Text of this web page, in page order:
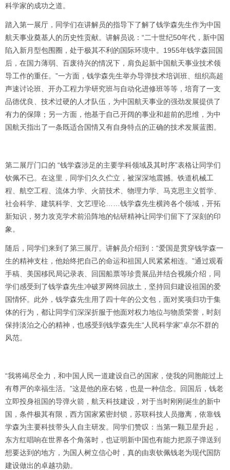
科学家的成功之道。
踏入第一展厅，同学们在讲解员的指导下了解了钱学森先生作为中国
航天事业奠基人的历史性贡献。讲解员说：“二十世纪50年代，新中国
陷入新月型包围圈，处于极其不利的国际环境中。1955年钱学森回国
后，在国力薄弱、百废待兴的情况下，肩负起新中国航天事业技术领
导工作的重任。”一方面，钱学森先生举办导弹技术培训班、组织高超
声速讨论班、开办工程力学研究班与自动化进修班等等，培育了一支
品德优良、技术过硬的人才队伍，为中国航天事业的强劲发展提供了
有力的保障；另一方面，他基于自己开阔的事业和超前的思维，为中
国航天指出了一条既适合国情又有自身特点的正确的技术发展蓝图。
第二展厅门口的 “钱学森涉足的主要学科领域及其时序”表格让同学们
钦佩不已。在这里，同学们久久伫立，被深深地震撼。铁道机械工
程、航空工程、流体力学、火箭技术、物理力学、马克思主义哲学、
社会科学、建筑科学、文艺理论……钱学森先生横跨各个领域，开拓
新知识，努力攻克学术前沿阵地的钻研精神让同学们留下了深刻的印
象。
随后，同学们来到了第三展厅。讲解员介绍到：“爱国是贯穿钱学森一
生的精神支柱，他始终把自己的命运和祖国人民紧紧相连。”通过观看
手稿、美国移民局记录表、回国船票等珍贵展品并结合视频介绍，同
学们感受到了钱学森先生冲破罗网终回故土，坚持回归建设祖国的爱
国情怀。此外，钱学森先生用了四十年的公文包，面对奖项归功于集
体的行为，都让同学们深深折服于他面对权力地位与物质荣誉，时刻
保持淡泊之心的精神，也感受到钱学森先生“人民科学家”卓尔不群的
风范。
“我将竭尽全力，和中国人民一道建设自己的国家，使我的同胞能过上
有尊严的幸福生活。”这是他的座右铭，也是一种信念。回国后，钱老
立即投身祖国的导弹火箭，航天科技建设，对于当时刚刚诞生的新中
国，条件极其有限，西方国家紧密封锁，苏联科技人员撤离，依靠钱
学森为主要科技带头人自主研发。同学们赞叹：当第一颗卫星升起，
东方红唱响在世界各个角落时，也证明新中国也有能力把原子弹送到
想要达到的地方，为国人树立信心时，真的由衷钦佩钱老为现代国防
建设做出的卓越功勋。